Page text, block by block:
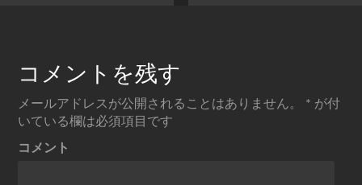
コメントを残す
メールアドレスが公開されることはありません。 * が付
いている欄は必須項目です
コメント